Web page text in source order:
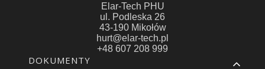
Elar-Tech PHU
ul. Podleska 26
43-190 Mikołów
hurt@elar-tech.pl
+48 607 208 999
Linki w stopce
DOKUMENTY